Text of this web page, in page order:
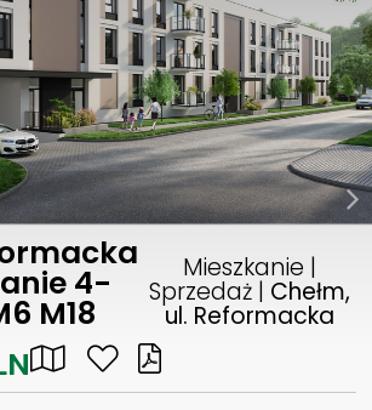
4-
M18
Mieszkanie |
Sprzedaż | Chełm,
ul. Reformacka